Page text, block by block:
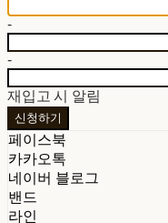
-
-
재입고 시 알림
신청하기
페이스북
카카오톡
네이버 블로그
밴드
라인